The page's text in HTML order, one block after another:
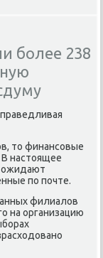
более 238
тο финансовые
настοящее
ожидают
по почте.
филиалοв
на организацию